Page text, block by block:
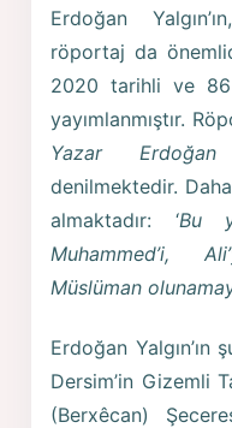
Erdoğan
röportaj da
2020 tarihli ve 86
yayımlanmıştır.
Yazar
denilmektedir.
almaktadır: ‘Bu
Muhammed’i,
Müslüman
Erdoğan
Dersim’in Gizemli
(Berxêcan)